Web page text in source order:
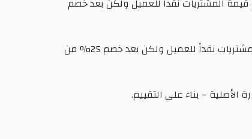
الفاتورة الأصلية. كما يمكن إرجاع قيمة المشتريات نقداً للعميل ولكن بعد خصم
• بعد 14 يوماً وخلال عام من تاريخ الشراء ، يمكن التبديل بعد خصم 20% من قيمة الفاتورة الأصلية. كما يمكن إرجاع قيمة المشتريات نقداً للعميل ولكن بعد خصم 25% من